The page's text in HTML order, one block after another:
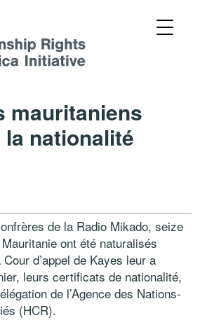
mauritaniens
nationalité
de la Radio Mikado, seize
ont été naturalisés
d’appel de Kayes leur a
leurs certificats de nationalité,
de l’Agence des Nations-
(HCR).